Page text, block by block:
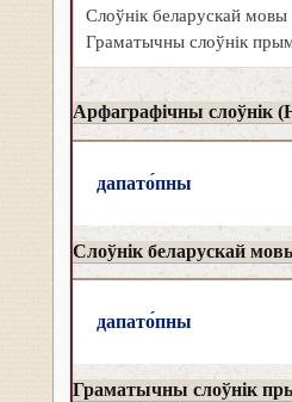
Слоўнік беларускай мовы
Граматычны слоўнік
Арфаграфічны слоўнік
дапато́пны
Слоўнік беларускай
дапато́пны
Граматычны слоўнік